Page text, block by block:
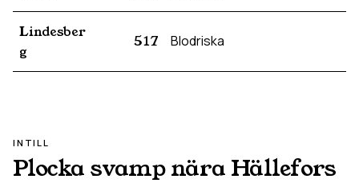
Lindesber
g
517 Blodriska
INTILL
Plocka svamp nära Hällefors